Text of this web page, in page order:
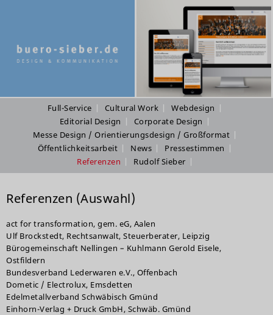
Full-Service Cultural Work
Webdesign
Editorial Design
Corporate Design
Messe Design / Orientierungsdesign / Großformat
Öffentlichkeitsarbeit
News
Pressestimmen
Referenzen
Rudolf Sieber
Referenzen (Auswahl)
act for transformation, gem. eG, Aalen
Ulf Brockstedt, Rechtsanwalt, Steuerberater, Leipzig
Bürogemeinschaft Nellingen – Kuhlmann Gerold Eisele,
Ostfildern
Bundesverband Lederwaren e.V., Offenbach
Dometic / Electrolux, Emsdetten
Edelmetallverband Schwäbisch Gmünd
Einhorn-Verlag + Druck GmbH, Schwäb. Gmünd